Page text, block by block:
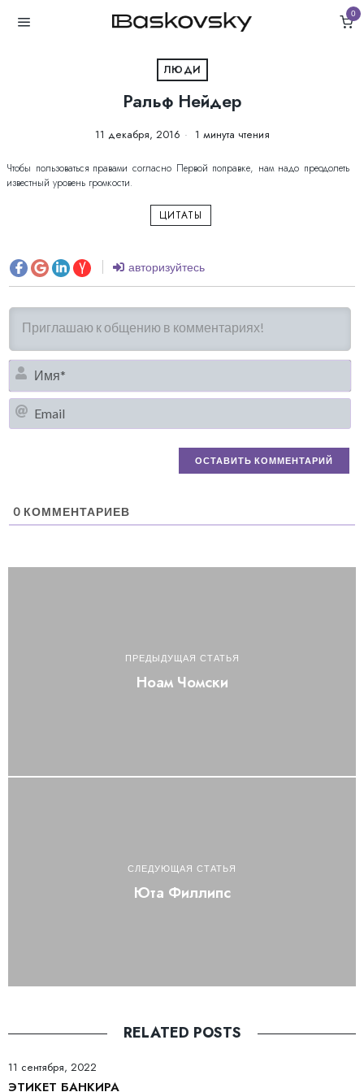
0
ЛЮДИ
Ральф Нейдер
11 декабря, 2016 1 минута чтения
Чтобы пользоваться правами согласно Первой поправке, нам надо преодолеть
известный уровень громкости.
ЦИТАТЫ
авторизуйтесь
0 КОММЕНТАРИЕВ
ПРЕДЫДУЩАЯ СТАТЬЯ
Ноам Чомски
СЛЕДУЮЩАЯ СТАТЬЯ
Юта Филлипс
RELATED POSTS
11 сентября, 2022
ЭТИКЕТ БАНКИРА